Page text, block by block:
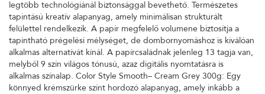
legtöbb technológiánál biztonsággal bevethető. Természetes
tapintású kreatív alapanyag, amely minimálisan strukturált
felülettel rendelkezik. A papír megfelelő volumene biztosítja a
tapintható prégelési mélységet, de dombornyomáshoz is kiválóan
alkalmas alternatívát kínál. A papírcsaládnak jelenleg 13 tagja van,
melyből 9 szín világos tónusú, azaz digitális nyomtatásra is
alkalmas színalap. Color Style Smooth– Cream Grey 300g: Egy
könnyed krémszürke színt hordozó alapanyag, amely inkább a